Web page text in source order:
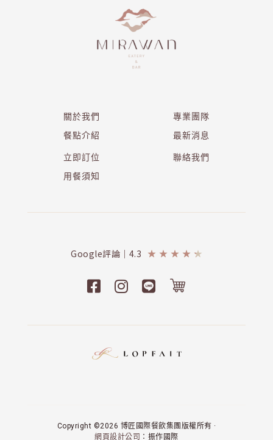
關於我們
餐點介紹
專業團隊
最新消息
立即訂位
用餐須知
聯絡我們
Google評論｜4.3 ★ ★ ★ ★ ★
Copyright ©2026 博匠國際餐飲集團版權所有 ·
網頁設計公司 ：振作國際